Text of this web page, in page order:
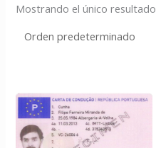
Mostrando el único resultado